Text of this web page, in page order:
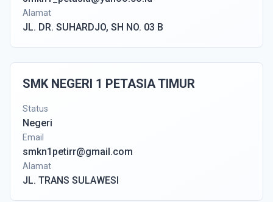
Alamat
JL. DR. SUHARDJO, SH NO. 03 B
SMK NEGERI 1 PETASIA TIMUR
Status
Negeri
Email
smkn1petirr@gmail.com
Alamat
JL. TRANS SULAWESI